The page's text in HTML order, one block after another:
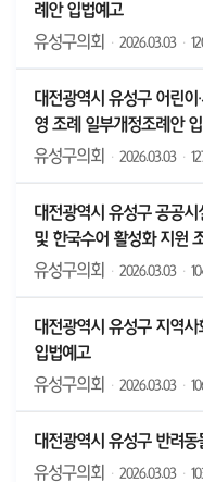
례안 입법예고
유성구의회
· 2026.03.03 ·
대전광역시 유성구 어린이
영 조례 일부개정조례안
유성구의회
· 2026.03.03 ·
대전광역시 유성구 공공시
및 한국수어 활성화 지원
유성구의회
· 2026.03.03 ·
대전광역시 유성구 지역
입법예고
유성구의회
· 2026.03.03 ·
대전광역시 유성구 반려
유성구의회
· 2026.03.03 ·